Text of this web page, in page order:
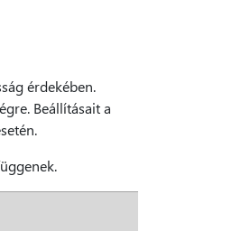
érdekében.
Beállításait a